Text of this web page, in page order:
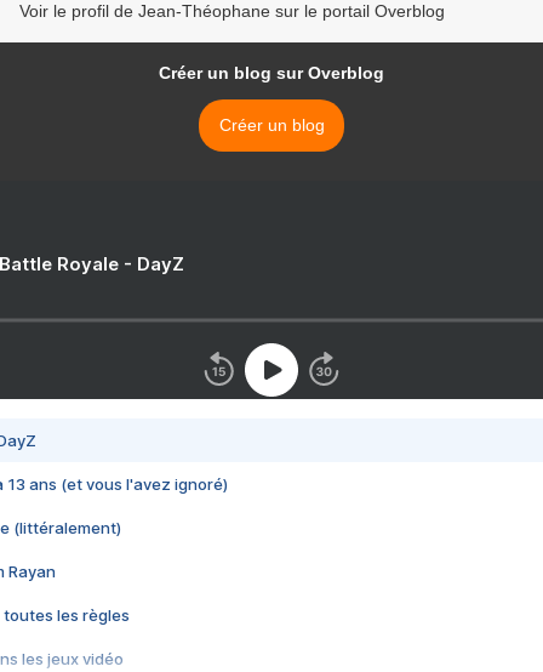
Voir le profil de Jean-Théophane sur le portail Overblog
Créer un blog sur Overblog
Créer un blog
Royale - DayZ
13 ans (et vous l'avez ignoré)
(littéralement)
Rayan
toutes les règles
les jeux vidéo